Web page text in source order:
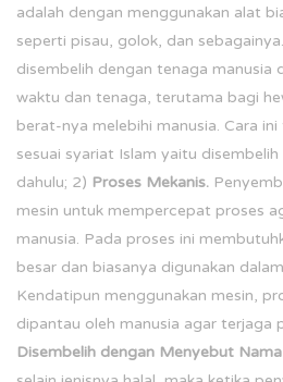
adalah dengan menggunakan alat
seperti pisau, golok, dan
disembelih dengan tenaga manusia
waktu dan tenaga, terutama bagi
berat-nya melebihi manusia. Cara
sesuai syariat Islam yaitu
dahulu; 2) Proses Mekanis.
mesin untuk mempercepat proses
manusia. Pada proses ini
besar dan biasanya digunakan
Kendatipun menggunakan mesin,
dipantau oleh manusia agar terjaga
Disembelih dengan Menyebut